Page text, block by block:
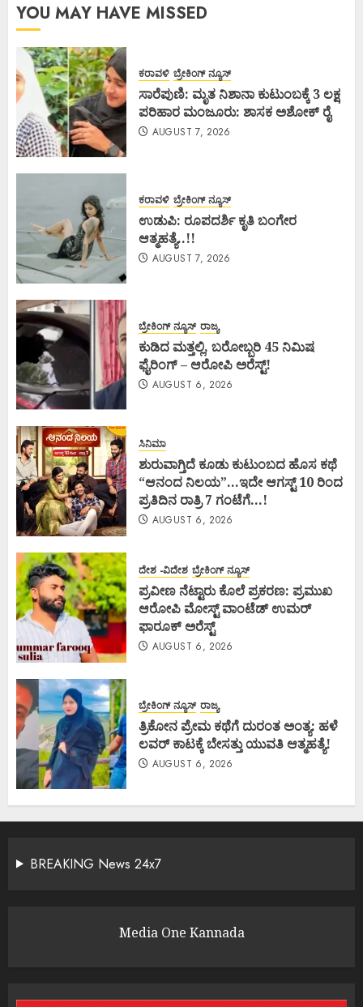
YOU MAY HAVE MISSED
ಕರಾವಳಿ ಬ್ರೇಕಿಂಗ್ ನ್ಯೂಸ್
ಸಾರೆಪುಣಿ: ಮೃತ ನಿಶಾನಾ ಕುಟುಂಬಕ್ಕೆ 3 ಲಕ್ಷ
ಪರಿಹಾರ ಮಂಜೂರು: ಶಾಸಕ ಅಶೋಕ್ ರೈ
AUGUST 7, 2026
ಕರಾವಳಿ ಬ್ರೇಕಿಂಗ್ ನ್ಯೂಸ್
ಉಡುಪಿ: ರೂಪದರ್ಶಿ ಕೃತಿ ಬಂಗೇರ
ಆತ್ಮಹತ್ಯೆ..!!
AUGUST 7, 2026
ಬ್ರೇಕಿಂಗ್ ನ್ಯೂಸ್ ರಾಜ್ಯ
ಕುಡಿದ ಮತ್ತಲ್ಲಿ, ಬರೋಬ್ಬರಿ 45 ನಿಮಿಷ
ಫೈರಿಂಗ್ – ಆರೋಪಿ ಅರೆಸ್ಟ್!
AUGUST 6, 2026
ಸಿನಿಮಾ
ಶುರುವಾಗ್ತಿದೆ ಕೂಡು ಕುಟುಂಬದ ಹೊಸ ಕಥೆ
“ಆನಂದ ನಿಲಯ”…ಇದೇ ಆಗಸ್ಟ್ 10 ರಿಂದ
ಪ್ರತಿದಿನ ರಾತ್ರಿ 7 ಗಂಟೆಗೆ…!
AUGUST 6, 2026
ದೇಶ -ವಿದೇಶ ಬ್ರೇಕಿಂಗ್ ನ್ಯೂಸ್
ಪ್ರವೀಣ ನೆಟ್ಟಾರು ಕೊಲೆ ಪ್ರಕರಣ: ಪ್ರಮುಖ
ಆರೋಪಿ ಮೋಸ್ಟ್ ವಾಂಟೆಡ್ ಉಮರ್
ಫಾರೂಕ್ ಅರೆಸ್ಟ್
AUGUST 6, 2026
ಬ್ರೇಕಿಂಗ್ ನ್ಯೂಸ್ ರಾಜ್ಯ
ತ್ರಿಕೋನ ಪ್ರೇಮ ಕಥೆಗೆ ದುರಂತ ಅಂತ್ಯ: ಹಳೆ
ಲವರ್ ಕಾಟಕ್ಕೆ ಬೇಸತ್ತು ಯುವತಿ ಆತ್ಮಹತ್ಯೆ!
AUGUST 6, 2026
BREAKING News 24x7
Media One Kannada